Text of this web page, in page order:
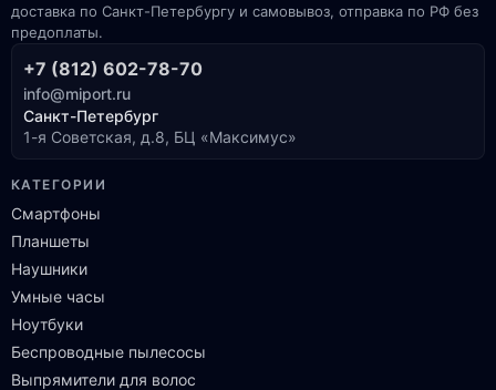
доставка по Санкт-Петербургу и самовывоз, отправка по РФ без
предоплаты.
+7 (812) 602-78-70
info@miport.ru
Санкт-Петербург
1-я Советская, д.8, БЦ «Максимус»
КАТЕГОРИИ
Смартфоны
Планшеты
Наушники
Умные часы
Ноутбуки
Беспроводные пылесосы
Выпрямители для волос